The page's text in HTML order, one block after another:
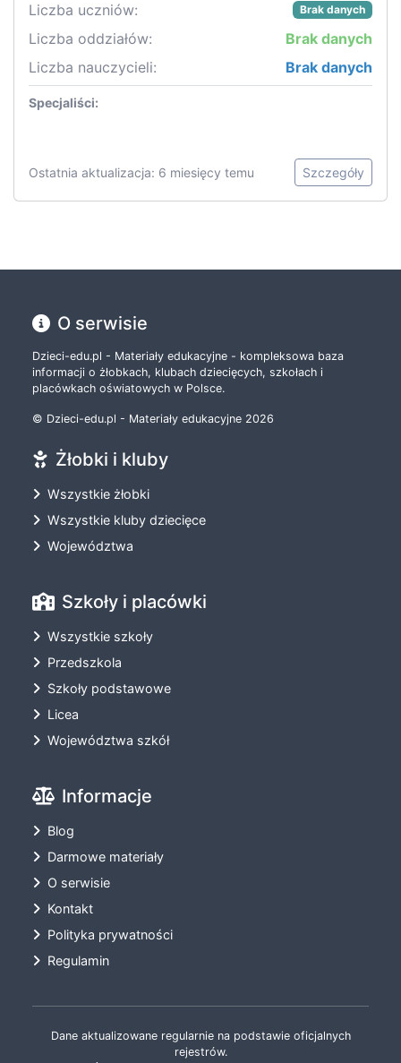
Liczba uczniów: Brak danych
Liczba oddziałów:
Brak danych
Liczba nauczycieli:
Brak danych
Specjaliści:
Ostatnia aktualizacja: 6 miesięcy temu Szczegóły
O serwisie
Dzieci-edu.pl - Materiały edukacyjne - kompleksowa baza
informacji o żłobkach, klubach dziecięcych, szkołach i
placówkach oświatowych w Polsce.
© Dzieci-edu.pl - Materiały edukacyjne 2026
Żłobki i kluby
Wszystkie żłobki
Wszystkie kluby dziecięce
Województwa
Szkoły i placówki
Wszystkie szkoły
Przedszkola
Szkoły podstawowe
Licea
Województwa szkół
Informacje
Blog
Darmowe materiały
O serwisie
Kontakt
Polityka prywatności
Regulamin
Dane aktualizowane regularnie na podstawie oficjalnych
rejestrów.